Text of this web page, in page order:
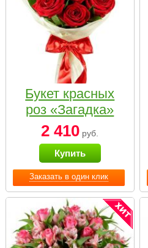
Заказать в один клик
Букет красных
роз «Загадка»
2 410 руб.
Купить